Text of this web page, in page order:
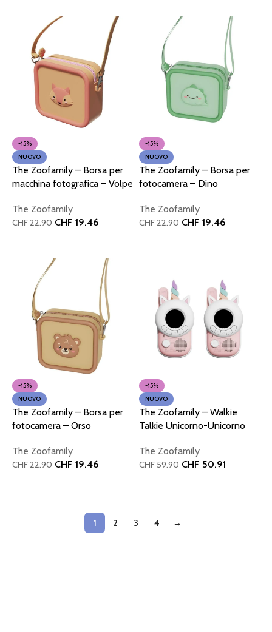
-15%
NUOVO
The Zoofamily – Borsa per
macchina fotografica – Volpe
The Zoofamily
CHF22.90 CHF 19.46
-15%
NUOVO
The Zoofamily – Borsa per
fotocamera – Dino
The Zoofamily
CHF22.90 CHF 19.46
-15%
NUOVO
The Zoofamily – Borsa per
fotocamera – Orso
The Zoofamily
CHF22.90 CHF 19.46
-15%
NUOVO
The Zoofamily – Walkie
Talkie Unicorno-Unicorno
The Zoofamily
CHF59.90 CHF 50.91
1 2 3 4 →